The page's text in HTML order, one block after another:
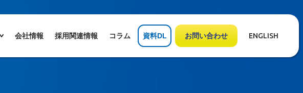
会社情報 採用関連情報 コラム 資料DL お問い合わせ ENGLISH